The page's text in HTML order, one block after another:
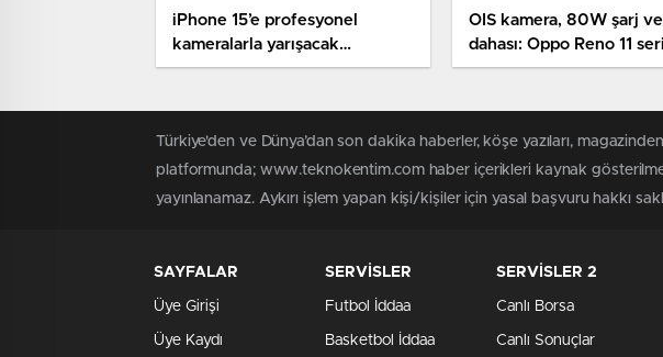
iPhone 15’e profesyonel
kameralarla yarışacak
güncelleme!
OIS kamera, 80W şarj ve
dahası: Oppo Reno 11
özellikleri ortaya çıktı!
Türkiye'den ve Dünya’dan son dakika haberler, köşe yazıları,
platformunda; www.teknokentim.com haber içerikleri kaynak
yayınlanamaz. Aykırı işlem yapan kişi/kişiler için yasal başvuru hakkı
SAYFALAR
Üye Girişi
Üye Kaydı
SERVİSLER
Futbol İddaa
Basketbol İddaa
SERVİSLER 2
Canlı Borsa
Canlı Sonuçlar